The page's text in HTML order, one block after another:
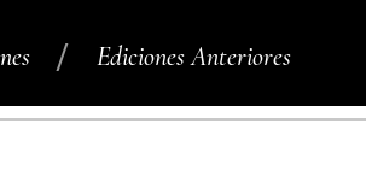
Ediciones Anteriores
/